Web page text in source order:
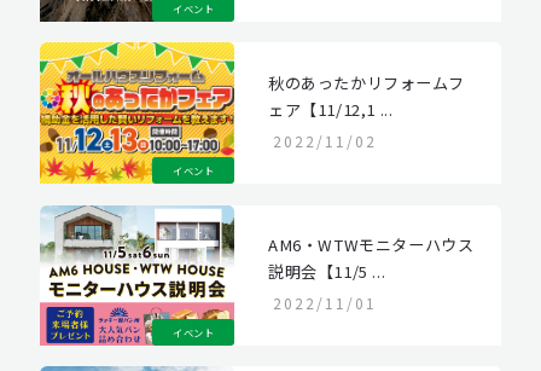
イベント
イベント
秋のあったかリフォームフ
ェア【11/12,1 ...
2022/11/02
イベント
AM6・WTWモニターハウス
説明会【11/5 ...
2022/11/01